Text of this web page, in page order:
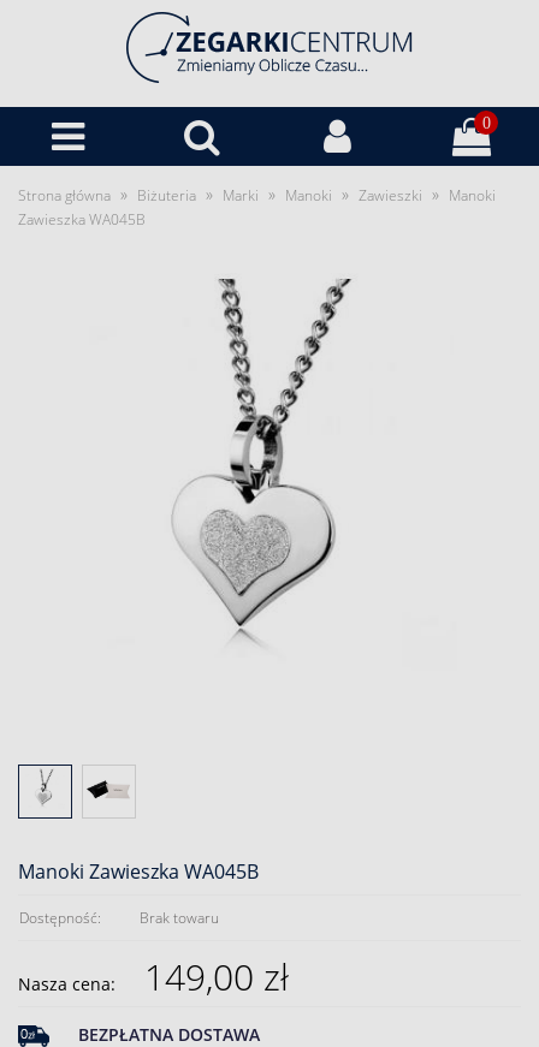
0
Strona główna » Biżuteria » Marki » Manoki » Zawieszki » Manoki
Zawieszka WA045B
Manoki Zawieszka WA045B
Dostępność: Brak towaru
Nasza cena: 149,00 zł
BEZPŁATNA DOSTAWA